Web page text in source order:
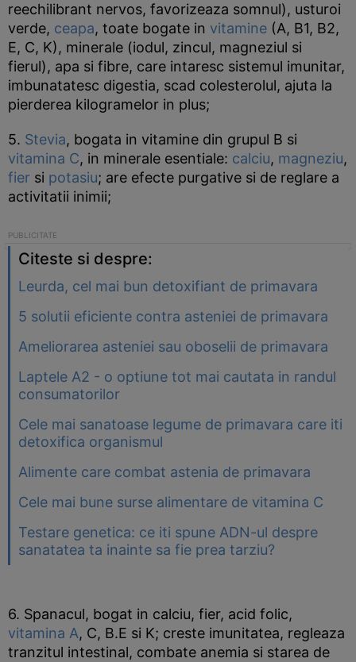
reechilibrant nervos, favorizeaza somnul), usturoi
verde, ceapa, toate bogate in vitamine (A, B1, B2,
E, C, K), minerale (iodul, zincul, magneziul si
fierul), apa si fibre, care intaresc sistemul imunitar,
imbunatatesc digestia, scad colesterolul, ajuta la
pierderea kilogramelor in plus;
5. Stevia, bogata in vitamine din grupul B si
vitamina C, in minerale esentiale: calciu, magneziu,
fier si potasiu; are efecte purgative si de reglare a
activitatii inimii;
Citeste si despre:
Leurda, cel mai bun detoxifiant de primavara
5 solutii eficiente contra asteniei de primavara
Ameliorarea asteniei sau oboselii de primavara
Laptele A2 - o optiune tot mai cautata in randul
consumatorilor
Cele mai sanatoase legume de primavara care iti
detoxifica organismul
Alimente care combat astenia de primavara
Cele mai bune surse alimentare de vitamina C
Testare genetica: ce iti spune ADN-ul despre
sanatatea ta inainte sa fie prea tarziu?
6. Spanacul, bogat in calciu, fier, acid folic,
vitamina A, C, B.E si K; creste imunitatea, regleaza
tranzitul intestinal, combate anemia si starea de